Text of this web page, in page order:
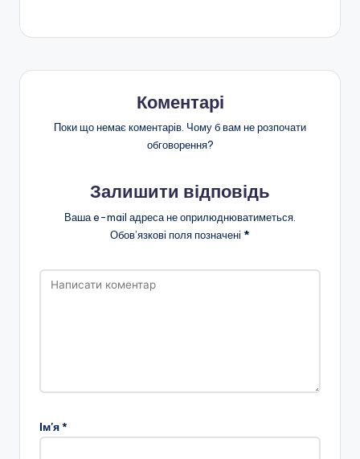
Коментарі
Поки що немає коментарів. Чому б вам не розпочати
обговорення?
Залишити відповідь
Ваша e-mail адреса не оприлюднюватиметься.
Обов’язкові поля позначені *
Ім'я*